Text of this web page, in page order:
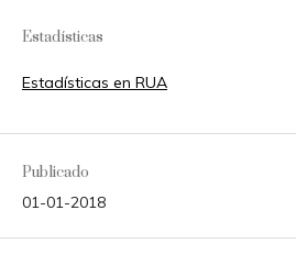
Estadísticas
Estadísticas en RUA
Publicado
01-01-2018